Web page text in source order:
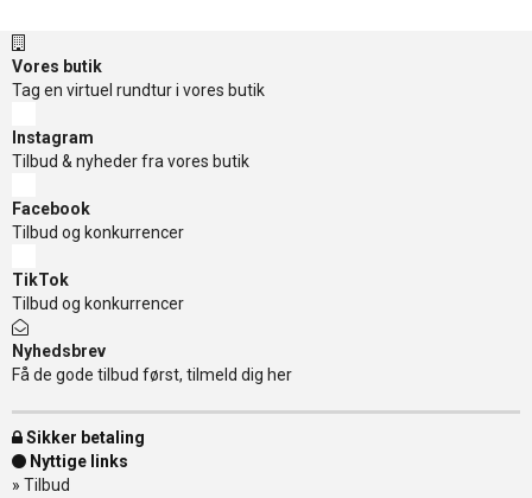
Vores butik
Tag en virtuel rundtur i vores butik
Instagram
Tilbud & nyheder fra vores butik
Facebook
Tilbud og konkurrencer
TikTok
Tilbud og konkurrencer
Nyhedsbrev
Få de gode tilbud først, tilmeld dig her
Sikker betaling
Nyttige links
» Tilbud